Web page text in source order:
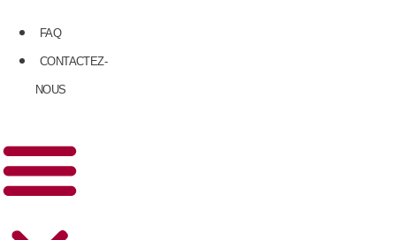
FAQ
CONTACTEZ-
NOUS